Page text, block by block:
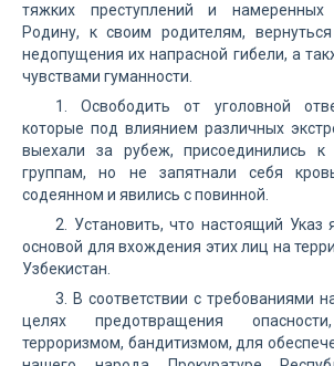
тяжких преступлений и намеренных
Родину, к своим родителям,
недопущения их напрасной гибели, а
чувствами гуманности.
1. Освободить от уголовной
которые под влиянием различных
выехали за рубеж, присоединились к
группам, но не запятнали себя
содеянном и явились с повинной.
2. Установить, что настоящий Указ
основой для вхождения этих лиц на
Узбекистан.
3. В соответствии с требованиями
целях предотвращения
терроризмом, бандитизмом, для